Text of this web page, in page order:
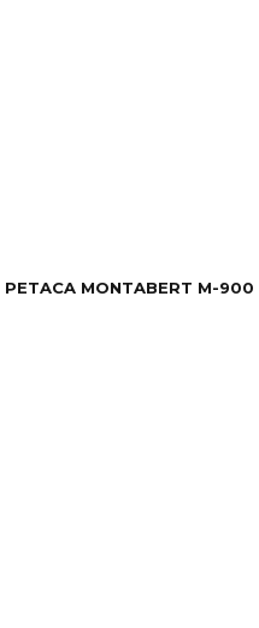
PETACA MONTABERT M-900